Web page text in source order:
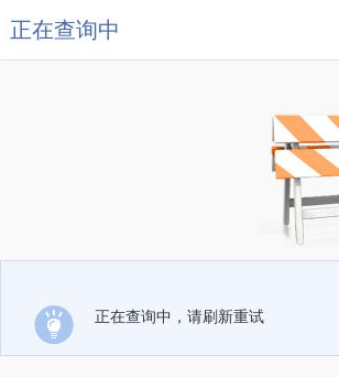
正在查询中
正在查询中，请刷新重试